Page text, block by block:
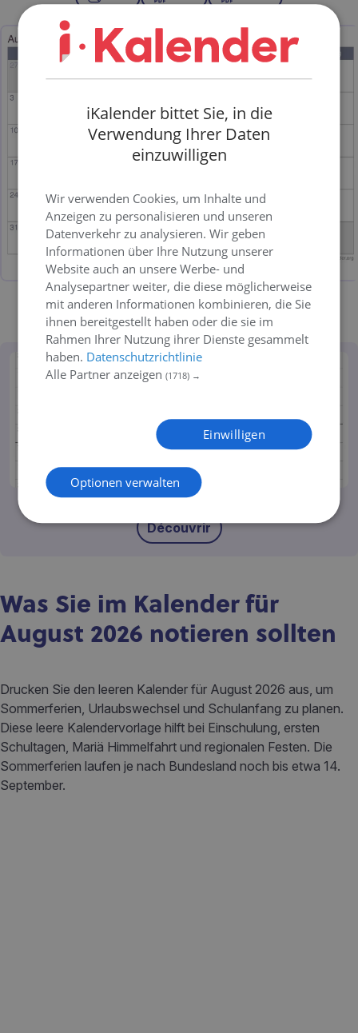
Excel
August-September
Découvrir
Was Sie im Kalender für
August 2026 notieren sollten
Drucken Sie den leeren Kalender für August 2026 aus, um
Sommerferien, Urlaubswechsel und Schulanfang zu planen.
Diese leere Kalendervorlage hilft bei Einschulung, ersten
Schultagen, Mariä Himmelfahrt und regionalen Festen. Die
Sommerferien laufen je nach Bundesland noch bis etwa 14.
September.
iKalender bittet Sie, in die
Verwendung Ihrer Daten
einzuwilligen
Wir verwenden Cookies, um Inhalte und
Anzeigen zu personalisieren und unseren
Datenverkehr zu analysieren. Wir geben
Informationen über Ihre Nutzung unserer
Website auch an unsere Werbe- und
Analysepartner weiter, die diese möglicherweise
mit anderen Informationen kombinieren, die Sie
ihnen bereitgestellt haben oder die sie im
Rahmen Ihrer Nutzung ihrer Dienste gesammelt
haben. Datenschutzrichtlinie
Alle Partner anzeigen(1718) →
Einwilligen
Optionen verwalten